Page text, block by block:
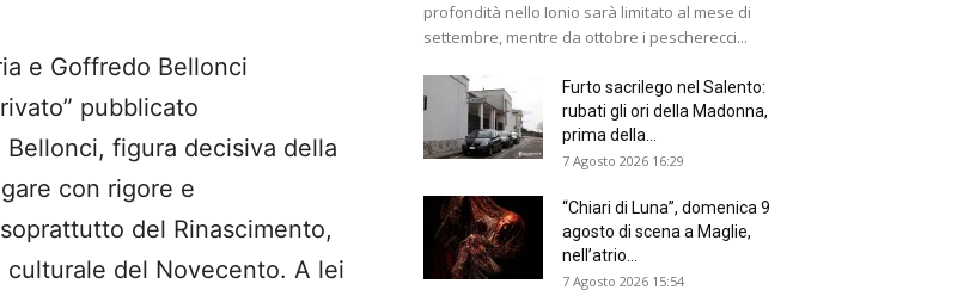
e Goffredo Bellonci
pubblicato
figura decisiva della
con rigore e
del Rinascimento,
del Novecento. A lei
profondità nello Ionio sarà limitato al mese di
settembre, mentre da ottobre i pescherecci...
Furto sacrilego nel Salento:
rubati gli ori della Madonna,
prima della...
7 Agosto 2026 16:29
“Chiari di Luna”, domenica 9
agosto di scena a Maglie,
nell’atrio...
7 Agosto 2026 15:54